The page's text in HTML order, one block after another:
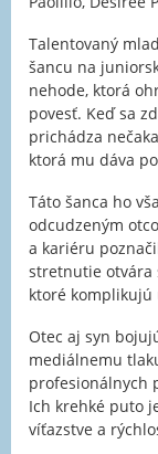
Talentovaný
šancu na
nehode, ktorá
povesť. Keď sa
prichádza
ktorá mu dáva
Táto šanca ho
odcudzeným
a kariéru
stretnutie otvára
ktoré komplikujú
Otec aj syn
mediálnemu
profesionálnych
Ich krehké puto
víťazstve a